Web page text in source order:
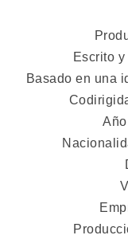
Escrito
Basado en una